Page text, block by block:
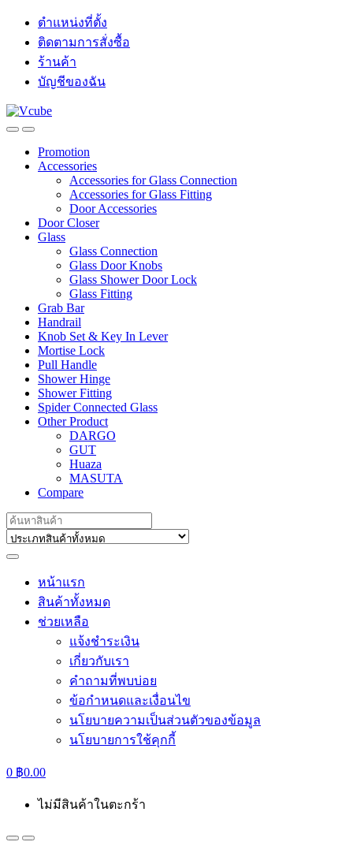
ตำแหน่งที่ตั้ง
ติดตามการสั่งซื้อ
ร้านค้า
บัญชีของฉัน
Promotion
Accessories
Accessories for Glass Connection
Accessories for Glass Fitting
Door Accessories
Door Closer
Glass
Glass Connection
Glass Door Knobs
Glass Shower Door Lock
Glass Fitting
Grab Bar
Handrail
Knob Set & Key In Lever
Mortise Lock
Pull Handle
Shower Hinge
Shower Fitting
Spider Connected Glass
Other Product
DARGO
GUT
Huaza
MASUTA
Compare
Search
for:
หน้าแรก
สินค้าทั้งหมด
ช่วยเหลือ
แจ้งชำระเงิน
เกี่ยวกับเรา
คำถามที่พบบ่อย
ข้อกำหนดและเงื่อนไข
นโยบายความเป็นส่วนตัวของข้อมูล
นโยบายการใช้คุกกี้
0 ฿0.00
ไม่มีสินค้าในตะกร้า